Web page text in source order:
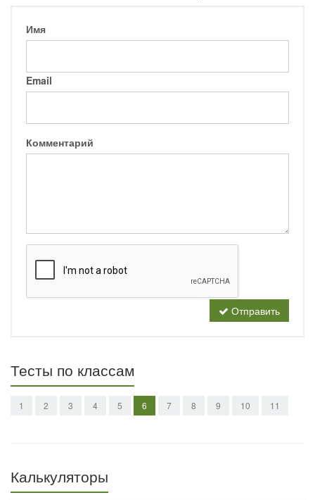
Имя
Email
Комментарий
Отправить
Тесты по классам
1 2 3 4 5 6 7 8 9 10 11
Калькуляторы